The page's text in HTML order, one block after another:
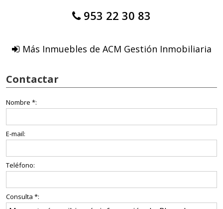
953 22 30 83
Más Inmuebles de ACM Gestión Inmobiliaria
Contactar
Nombre *:
E-mail:
Teléfono:
Consulta *: